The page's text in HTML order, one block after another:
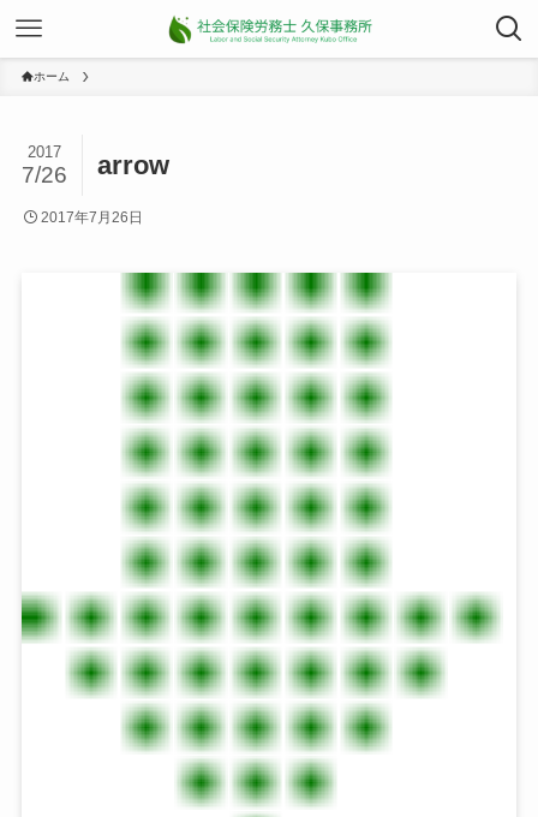
ホーム
arrow
2017
7/26
2017年7月26日